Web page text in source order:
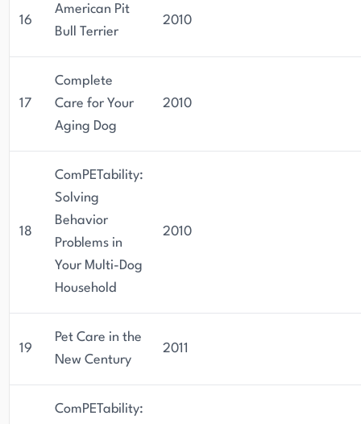
16
American Pit
Bull Terrier
2010
17
Complete
Care for Your
Aging Dog
2010
18
ComPETability:
Solving
Behavior
Problems in
Your Multi-Dog
Household
2010
19
Pet Care in the
New Century
2011
ComPETability: